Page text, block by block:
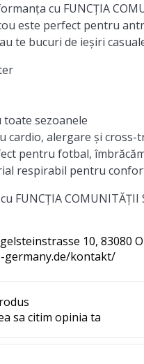
cu FUNCȚIA
este perfect pentru
te bucuri de ieșiri
sezoanele
cardio, alergare și cross-
pentru fotbal,
respirabil pentru
FUNCȚIA
10, 83080
germany.de/kontakt/
sa citim opinia ta